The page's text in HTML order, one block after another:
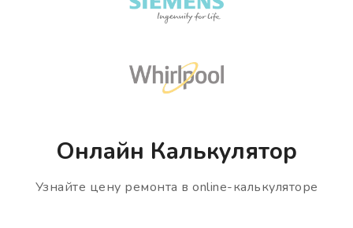
Онлайн Калькулятор
Узнайте цену ремонта в online-калькуляторе